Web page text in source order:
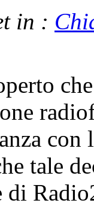
in :
con
tale